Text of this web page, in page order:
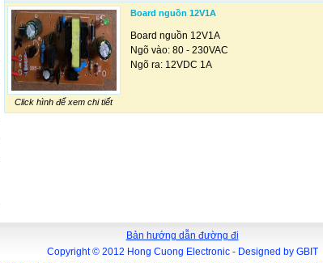
Click hình để xem chi tiết
Board nguồn 12V1A
Board nguồn 12V1A
Ngõ vào: 80 - 230VAC
Ngõ ra: 12VDC 1A
Bản hướng dẫn đường đi
Copyright © 2012 Hong Cuong Electronic - Designed by GBIT